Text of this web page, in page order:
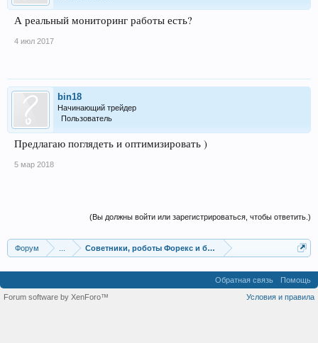
А реальный мониторинг работы есть?
4 июл 2017
bin18
Начинающий трейдер
Пользователь
Предлагаю поглядеть и оптимизировать )
5 мар 2018
(Вы должны войти или зарегистрироваться, чтобы ответить.)
Форум Советники, роботы Форекс и бинарных опционов
Обратная связь
Помощь
Условия и правила
Forum software by XenForo™